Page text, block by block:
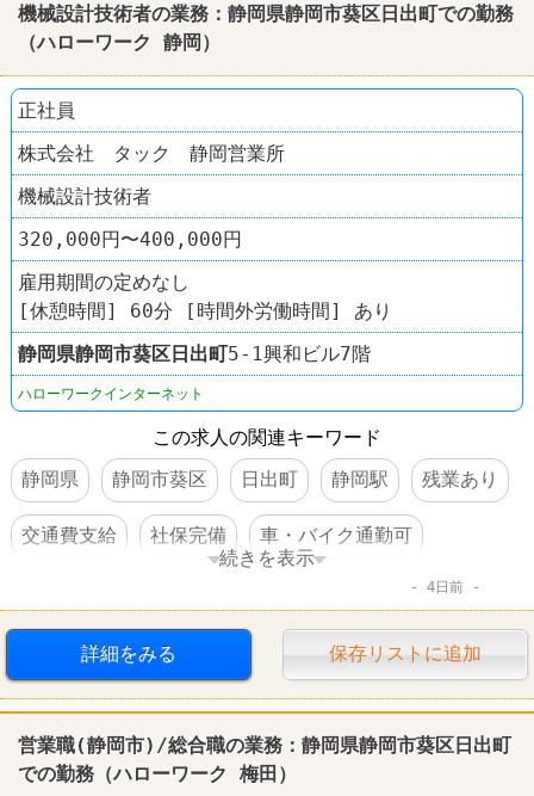
機械設計技術者の業務：静岡県静岡市葵区日出町での勤務
（ハローワーク 静岡）
正社員
株式会社 タック 静岡営業所
機械設計技術者
320,000円〜400,000円
雇用期間の定めなし
[休憩時間] 60分 [時間外労働時間] あり
静岡県静岡市葵区日出町5-1興和ビル7階
ハローワークインターネット
この求人の関連キーワード
静岡県
静岡市葵区 日出町 静岡駅 残業あり
交通費支給 社保完備 車・バイク通勤可
続きを表示
4日前
詳細をみる 保存リストに追加
営業職(静岡市)/総合職の業務：静岡県静岡市葵区日出町
での勤務（ハローワーク 梅田）